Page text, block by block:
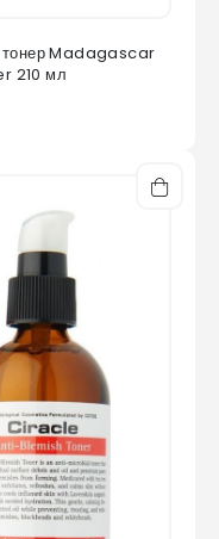
тонер Madagascar
210 мл